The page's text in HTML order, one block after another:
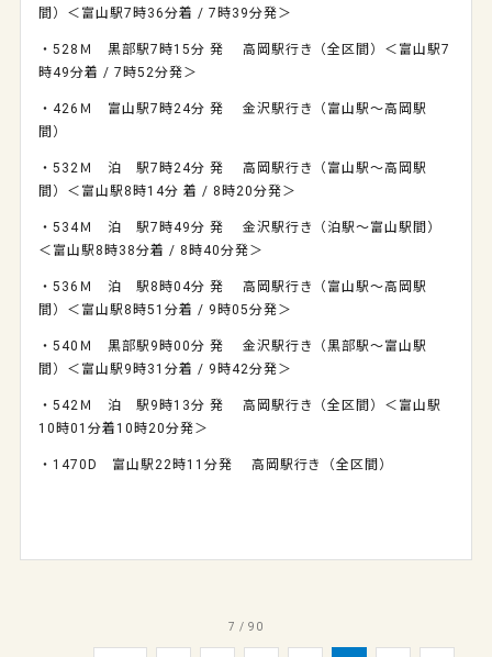
間）＜富山駅7時36分着 / 7時39分発＞
・528Ｍ 黒部駅7時15分 発 高岡駅行き（全区間）＜富山駅7
時49分着 / 7時52分発＞
・426Ｍ 富山駅7時24分 発 金沢駅行き（富山駅～高岡駅
間）
・532Ｍ 泊 駅7時24分 発 高岡駅行き（富山駅～高岡駅
間）＜富山駅8時14分 着 / 8時20分発＞
・534Ｍ 泊 駅7時49分 発 金沢駅行き（泊駅～富山駅間）
＜富山駅8時38分着 / 8時40分発＞
・536Ｍ 泊 駅8時04分 発 高岡駅行き（富山駅～高岡駅
間）＜富山駅8時51分着 / 9時05分発＞
・540Ｍ 黒部駅9時00分 発 金沢駅行き（黒部駅～富山駅
間）＜富山駅9時31分着 / 9時42分発＞
・542Ｍ 泊 駅9時13分 発 高岡駅行き（全区間）＜富山駅
10時01分着10時20分発＞
・1470D 富山駅22時11分発 高岡駅行き（全区間）
7 / 90